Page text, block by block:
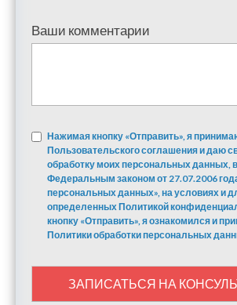
Ваши комментарии
Нажимая кнопку «Отправить», я
Пользовательского соглашения и даю
обработку моих персональных данных,
Федеральным законом от 27.07.2006
персональных данных», на условиях и
определенных Политикой
кнопку «Отправить», я ознакомился и
Политики обработки персональных
ЗАПИСАТЬСЯ НА